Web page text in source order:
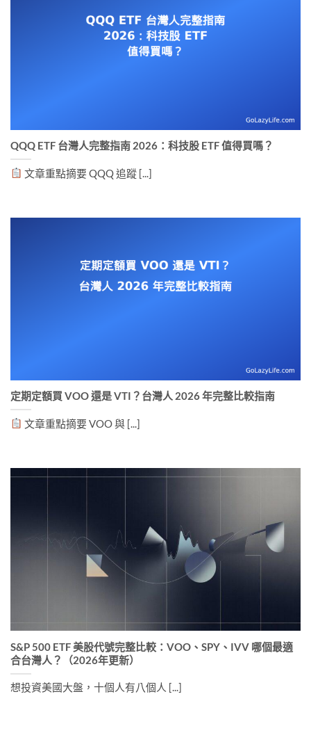
QQQ ETF 台灣人完整指南 2026：科技股 ETF 值得買嗎？
文章重點摘要 QQQ 追蹤 [...]
定期定額買 VOO 還是 VTI？台灣人 2026 年完整比較指南
文章重點摘要 VOO 與 [...]
S&P 500 ETF 美股代號完整比較：VOO、SPY、IVV 哪個最適
合台灣人？（2026年更新）
想投資美國大盤，十個人有八個人 [...]